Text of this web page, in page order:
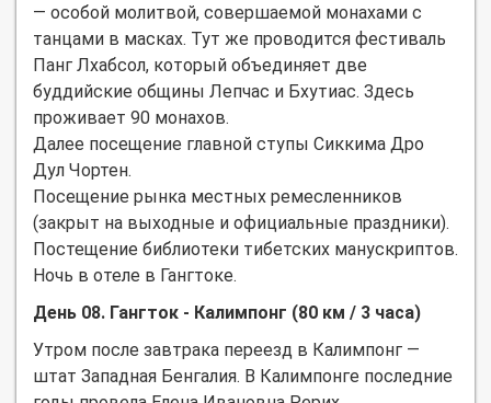
— особой молитвой, совершаемой монахами с
танцами в масках. Тут же проводится фестиваль
Панг Лхабсол, который объединяет две
буддийские общины Лепчас и Бхутиас. Здесь
проживает 90 монахов.
Далее посещение главной ступы Сиккима Дро
Дул Чортен.
Посещение рынка местных ремесленников
(закрыт на выходные и официальные праздники).
Постещение библиотеки тибетских манускриптов.
Ночь в отеле в Гангтоке.
День 08. Гангток - Калимпонг (80 км / 3 часа)
Утром после завтрака переезд в Калимпонг —
штат Западная Бенгалия. В Калимпонге последние